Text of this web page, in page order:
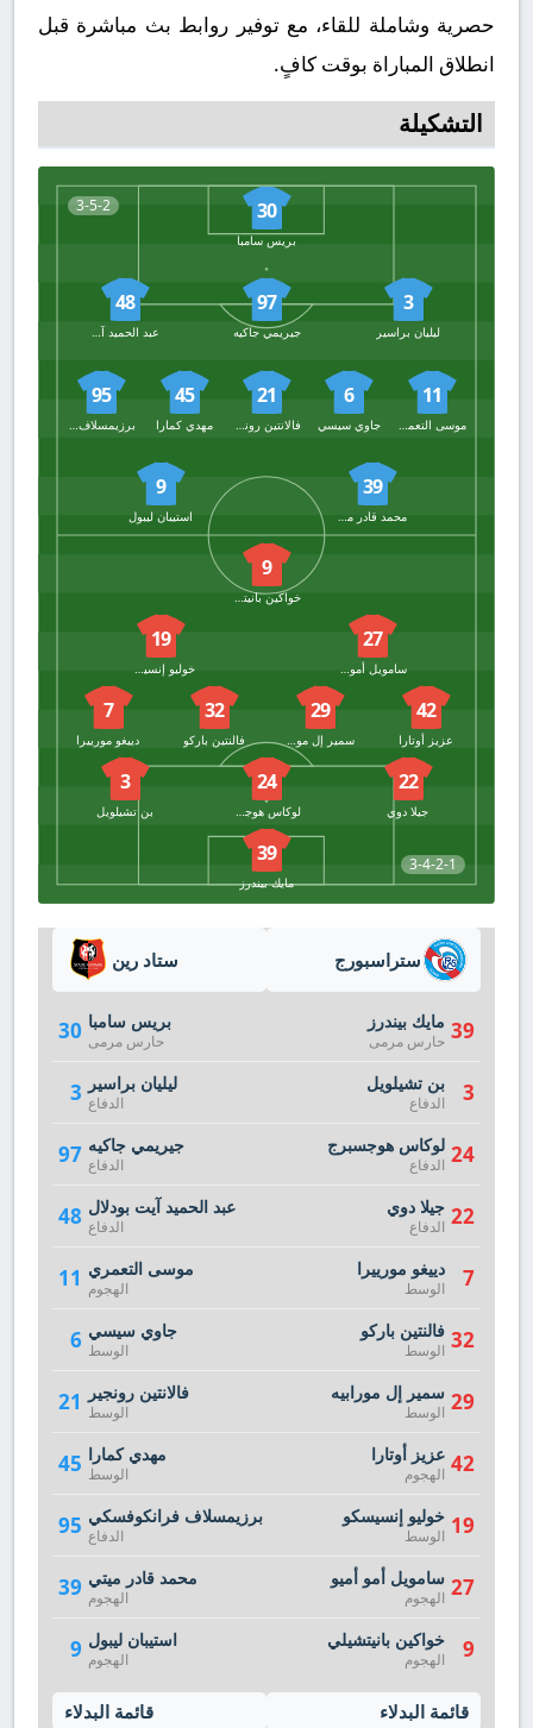
حصرية وشاملة للقاء، مع توفير روابط بث مباشرة قبل
انطلاق المباراة بوقت كافٍ.
التشكيلة
3-5-2 30
بريس سامبا
3
ليليان براسير
97
جيريمي جاكيه
48
عبد الحميد آيت بودلال
11
6
جاوي سيسي
21
45
مهدي كمارا
95
برزيمسلاف فرانكوفسكي
39
محمد قادر ميتي
9
استيبان ليبول
3-4-2-1
9
خواكين بانيتشيلي
27
سامويل أمو أميو
19
خوليو إنسيسكو
42
عزيز أوتارا
29
سمير إل مورابيه
32
فالنتين باركو
7
دييغو مورييرا
22
جيلا دوي
24
لوكاس هوجسبرج
3
بن تشيلويل
39
مايك بيندرز
ستاد رين
30 بريس سامبا
حارس مرمى
3 ليليان براسير
الدفاع
97 جيريمي جاكيه
الدفاع
48 عبد الحميد آيت بودلال
الدفاع
11 موسى التعمري
الهجوم
6 جاوي سيسي
الوسط
21 فالانتين رونجير
الوسط
45 مهدي كمارا
الوسط
95 برزيمسلاف فرانكوفسكي
الدفاع
39 محمد قادر ميتي
الهجوم
9 استيبان ليبول
الهجوم
قائمة البدلاء
ستراسبورج
39 مايك بيندرز
حارس مرمى
3 بن تشيلويل
الدفاع
24 لوكاس هوجسبرج
الدفاع
22 جيلا دوي
الدفاع
7 دييغو مورييرا
الوسط
32 فالنتين باركو
الوسط
29 سمير إل مورابيه
الوسط
42 عزيز أوتارا
الهجوم
19 خوليو إنسيسكو
الوسط
27 سامويل أمو أميو
الهجوم
9 خواكين بانيتشيلي
الهجوم
قائمة البدلاء